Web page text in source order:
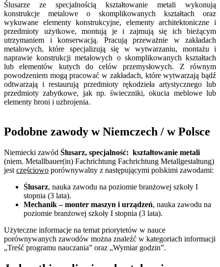
Ślusarze ze specjalnością kształtowanie metali wykonują
konstrukcje metalowe o skomplikowanych kształtach oraz
wykuwane elementy konstrukcyjne, elementy architektoniczne i
przedmioty użytkowe, montują je i zajmują się ich bieżącym
utrzymaniem i konserwacją. Pracują przeważnie w zakładach
metalowych, które specjalizują się w wytwarzaniu, montażu i
naprawie konstrukcji metalowych o skomplikowanych kształtach
lub elementów kutych do celów przemysłowych. Z równym
powodzeniem mogą pracować w zakładach, które wytwarzają bądź
odtwarzają i restaurują przedmioty rękodzieła artystycznego lub
przedmioty zabytkowe, jak np. świeczniki, okucia meblowe lub
elementy broni i uzbrojenia.
Podobne zawody w Niemczech / w Polsce
Niemiecki zawód Ślusarz, specjalność: kształtowanie metali
(niem. Metallbauer(in) Fachrichtung Fachrichtung Metallgestaltung)
jest częściowo porównywalny z następującymi polskimi zawodami:
Ślusarz, nauka zawodu na poziomie branżowej szkoły I
stopnia (3 lata).
Mechanik – monter maszyn i urządzeń, nauka zawodu na
poziomie branżowej szkoły I stopnia (3 lata).
Użyteczne informacje na temat priorytetów w nauce
porównywanych zawodów można znaleźć w kategoriach informacji
„Treść programu nauczania” oraz „Wymiar godzin”.